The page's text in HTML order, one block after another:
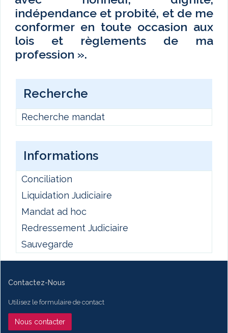
indépendance et probité, et de me
conformer en toute occasion aux
lois et règlements de ma
profession ».
Recherche
Recherche mandat
Informations
Conciliation
Liquidation Judiciaire
Mandat ad hoc
Redressement Judiciaire
Sauvegarde
Contactez-Nous
Utilisez le formulaire de contact
Nous contacter